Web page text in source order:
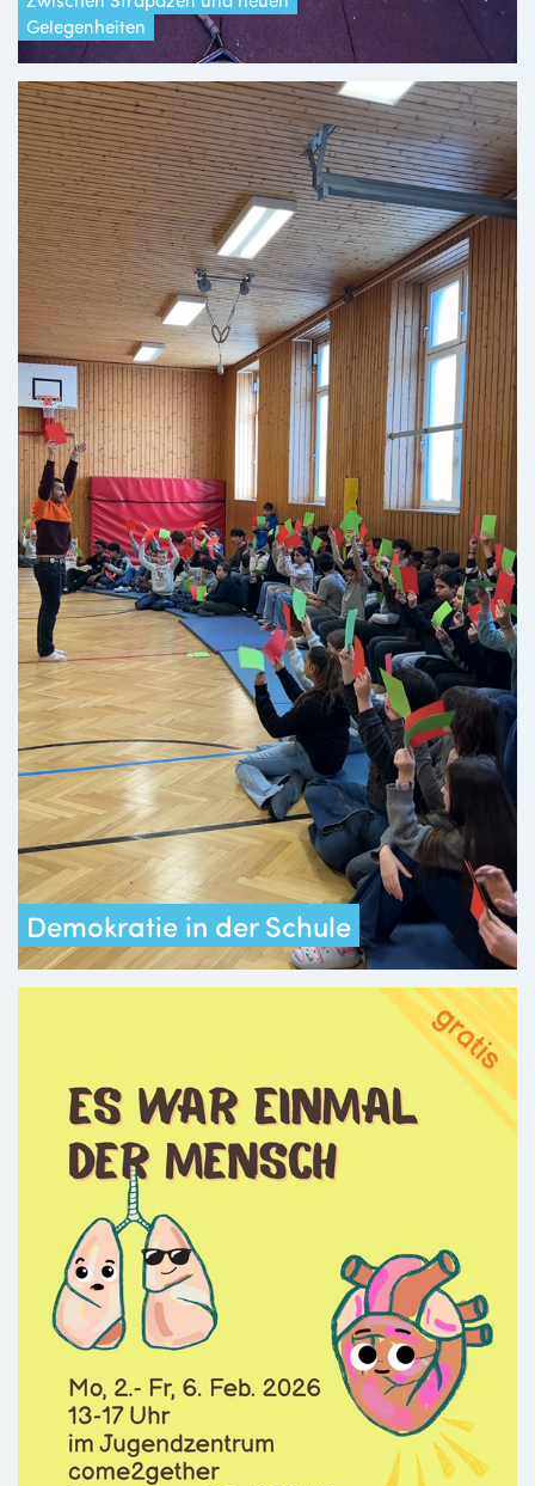
Gelegenheiten
Demokratie in der Schule